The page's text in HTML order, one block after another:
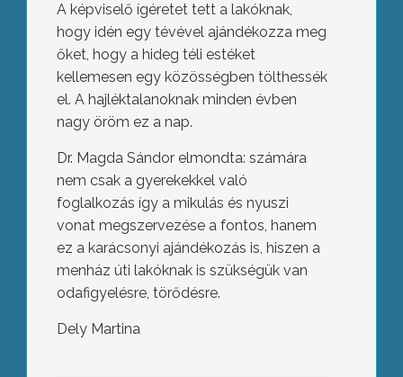
A képviselő ígéretet tett a lakóknak,
hogy idén egy tévével ajándékozza meg
őket, hogy a hideg téli estéket
kellemesen egy közösségben tölthessék
el. A hajléktalanoknak minden évben
nagy öröm ez a nap.
Dr. Magda Sándor elmondta: számára
nem csak a gyerekekkel való
foglalkozás így a mikulás és nyuszi
vonat megszervezése a fontos, hanem
ez a karácsonyi ajándékozás is, hiszen a
menház úti lakóknak is szükségük van
odafigyelésre, törődésre.
Dely Martina